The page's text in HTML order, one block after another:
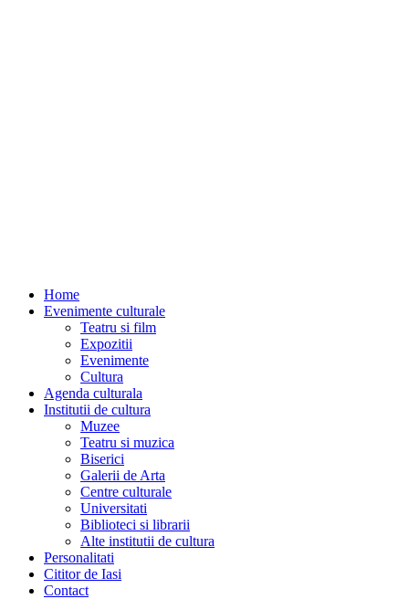
Home
Evenimente culturale
Teatru si film
Expozitii
Evenimente
Cultura
Agenda culturala
Institutii de cultura
Muzee
Teatru si muzica
Biserici
Galerii de Arta
Centre culturale
Universitati
Biblioteci si librarii
Alte institutii de cultura
Personalitati
Cititor de Iasi
Contact